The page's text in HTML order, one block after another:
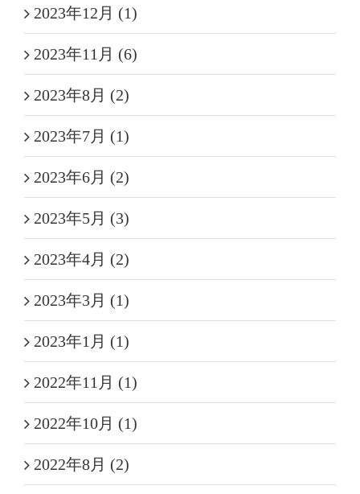
2023年12月 (1)
2023年11月 (6)
2023年8月 (2)
2023年7月 (1)
2023年6月 (2)
2023年5月 (3)
2023年4月 (2)
2023年3月 (1)
2023年1月 (1)
2022年11月 (1)
2022年10月 (1)
2022年8月 (2)